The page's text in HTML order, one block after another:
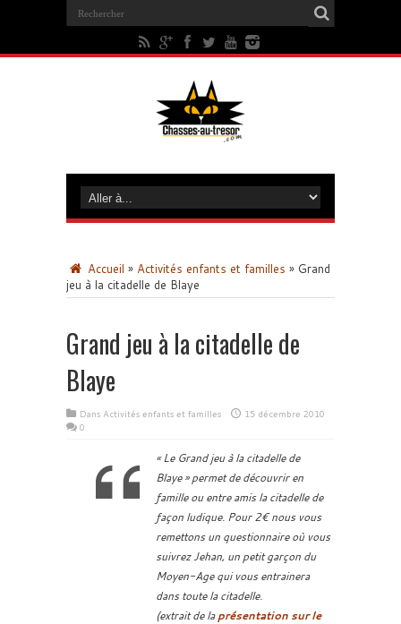
Accueil » Activités enfants et familles » Grand
jeu à la citadelle de Blaye
Grand jeu à la citadelle de
Blaye
Dans Activités enfants et familles
15 décembre 2010
0
« Le Grand jeu à la citadelle de
Blaye » permet de découvrir en
famille ou entre amis la citadelle de
façon ludique. Pour 2€ nous vous
remettons un questionnaire où vous
suivrez Jehan, un petit garçon du
Moyen-Age qui vous entrainera
dans toute la citadelle.
(extrait de laprésentation sur le